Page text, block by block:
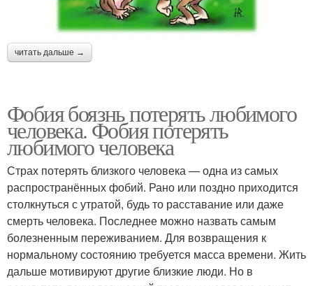
читать дальше →
Фобия боязнь потерять любимого
человека. Фобия потерять
любимого человека
Страх потерять близкого человека — одна из самых
распространённых фобий. Рано или поздно приходится
столкнуться с утратой, будь то расставание или даже
смерть человека. Последнее можно назвать самым
болезненным переживанием. Для возвращения к
нормальному состоянию требуется масса времени. Жить
дальше мотивируют другие близкие люди. Но в